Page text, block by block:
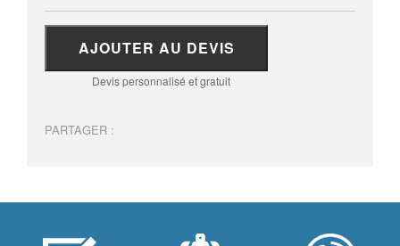
AJOUTER AU DEVIS
Devis personnalisé et gratuit
PARTAGER :